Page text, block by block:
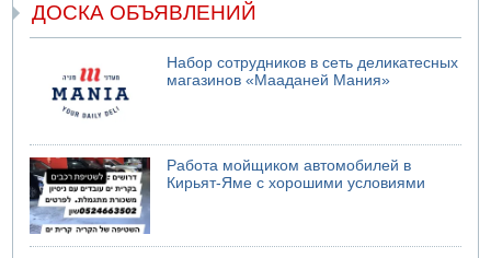
ДОСКА ОБЪЯВЛЕНИЙ
Набор сотрудников в сеть деликатесных
магазинов «Мааданей Мания»
Работа мойщиком автомобилей в
Кирьят-Яме с хорошими условиями